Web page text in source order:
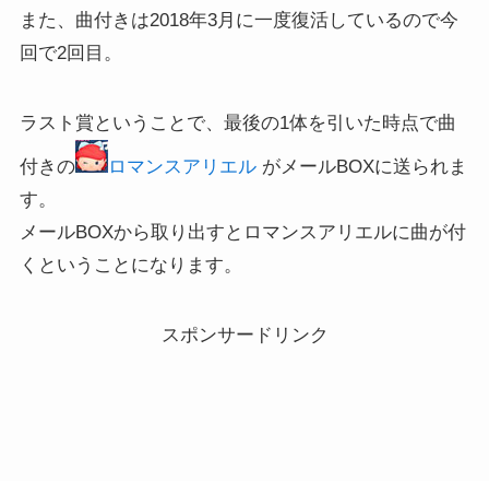
また、曲付きは2018年3月に一度復活しているので今
回で2回目。
ラスト賞ということで、最後の1体を引いた時点で曲
付きの ロマンスアリエル がメールBOXに送られま
す。
メールBOXから取り出すとロマンスアリエルに曲が付
くということになります。
スポンサードリンク